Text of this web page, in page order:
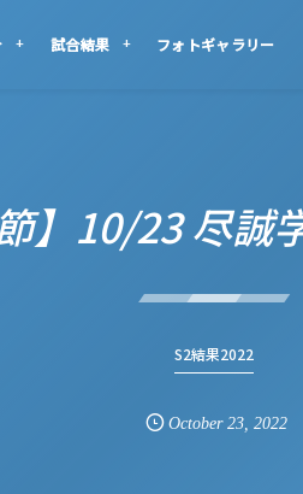
試合結果 フォトギャラリー
節】10/23 尽誠
S2結果2022
October 23,2022